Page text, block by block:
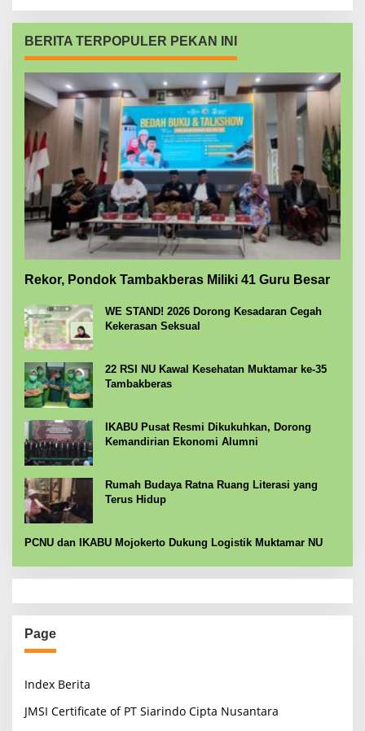
BERITA TERPOPULER PEKAN INI
Rekor, Pondok Tambakberas Miliki 41 Guru Besar
WE STAND! 2026 Dorong Kesadaran Cegah
Kekerasan Seksual
22 RSI NU Kawal Kesehatan Muktamar ke-35
Tambakberas
IKABU Pusat Resmi Dikukuhkan, Dorong
Kemandirian Ekonomi Alumni
Rumah Budaya Ratna Ruang Literasi yang
Terus Hidup
PCNU dan IKABU Mojokerto Dukung Logistik Muktamar NU
Page
Index Berita
JMSI Certificate of PT Siarindo Cipta Nusantara